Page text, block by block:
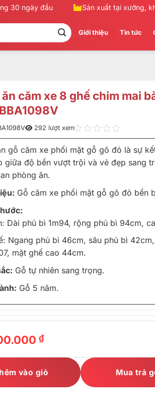
30 ngày đầu Sản xuất tại xưởng,
Giới thiệu Tin tức
căm xe 8 ghế chim mai
292 lượt xem
gỗ căm xe phối mặt gỗ gõ đỏ là sự
giữa độ bền vượt trội và vẻ đẹp sang
phòng ăn.
Gỗ căm xe phối mặt gỗ gõ đỏ bền
Dài phủ bì 1m94, rộng phủ bì 94cm,
Ngang phủ bì 46cm, sâu phủ bì
mặt ghế cao 44cm.
Gỗ tự nhiên sang trọng.
Gỗ 5 năm.
₫
vào giỏ Mua trả